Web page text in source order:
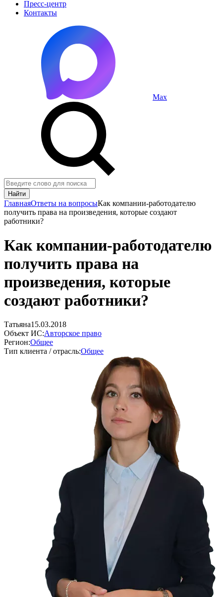
Пресс-центр
Контакты
Max
Найти
ГлавнаяОтветы на вопросыКак компании-работодателю
получить права на произведения, которые создают
работники?
Как компании-работодателю
получить права на
произведения, которые
создают работники?
Татьяна15.03.2018
Объект ИС:Авторское право
Регион:Общее
Тип клиента / отрасль:Общее